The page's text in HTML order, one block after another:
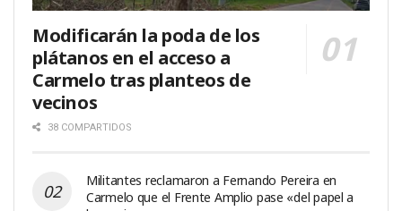
Modificarán la poda de los
plátanos en el acceso a
Carmelo tras planteos de
vecinos
38 COMPARTIDOS
Militantes reclamaron a Fernando Pereira en
Carmelo que el Frente Amplio pase «del papel a